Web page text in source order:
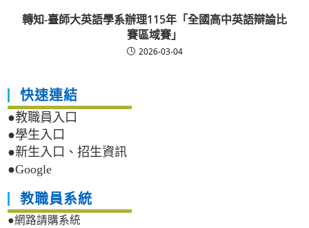
轉知-臺師大英語學系辦理115年「全國高中英語辯論比
賽區域賽」
2026-03-04
快速連結
●教職員入口
●學生入口
●新生入口、招生資訊
●Google
教職員系統
●網路請購系統